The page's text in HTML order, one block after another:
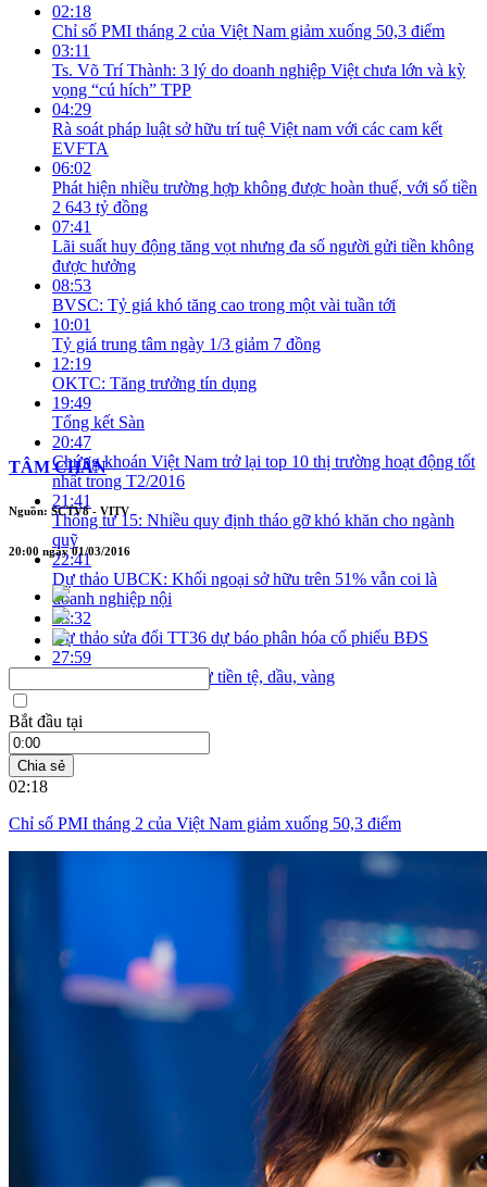
02:18
Chỉ số PMI tháng 2 của Việt Nam giảm xuống 50,3 điểm
03:11
Ts. Võ Trí Thành: 3 lý do doanh nghiệp Việt chưa lớn và kỳ
vọng “cú hích” TPP
04:29
Rà soát pháp luật sở hữu trí tuệ Việt nam với các cam kết
EVFTA
06:02
Phát hiện nhiều trường hợp không được hoàn thuế, với số tiền
2 643 tỷ đồng
07:41
Lãi suất huy động tăng vọt nhưng đa số người gửi tiền không
được hưởng
08:53
BVSC: Tỷ giá khó tăng cao trong một vài tuần tới
10:01
Tỷ giá trung tâm ngày 1/3 giảm 7 đồng
12:19
OKTC: Tăng trưởng tín dụng
19:49
Tổng kết Sàn
20:47
Chứng khoán Việt Nam trở lại top 10 thị trường hoạt động tốt
nhất trong T2/2016
21:41
Thông tư 15: Nhiều quy định tháo gỡ khó khăn cho ngành
quỹ
22:41
Dự thảo UBCK: Khối ngoại sở hữu trên 51% vẫn coi là
doanh nghiệp nội
23:32
Dự thảo sửa đổi TT36 dự báo phân hóa cổ phiếu BĐS
27:59
Cập nhật 3 kênh đầu tư tiền tệ, dầu, vàng
TÂM CHẤN
Nguồn: SCTV8 - VITV
20:00 ngày 01/03/2016
Bắt đầu tại
Chia sẻ
02:18
Chỉ số PMI tháng 2 của Việt Nam giảm xuống 50,3 điểm